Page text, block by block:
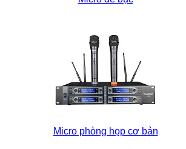
Micro phòng họp cơ bản